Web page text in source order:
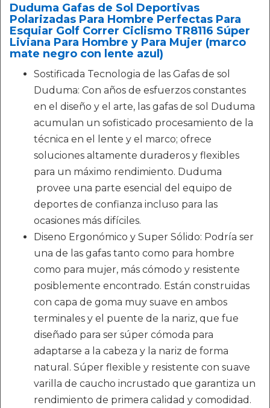
Duduma Gafas de Sol Deportivas
Polarizadas Para Hombre Perfectas Para
Esquiar Golf Correr Ciclismo TR8116 Súper
Liviana Para Hombre y Para Mujer (marco
mate negro con lente azul)
Sostificada Tecnologia de las Gafas de sol
Duduma: Con años de esfuerzos constantes
en el diseño y el arte, las gafas de sol Duduma
acumulan un sofisticado procesamiento de la
técnica en el lente y el marco; ofrece
soluciones altamente duraderos y flexibles
para un máximo rendimiento. Duduma
provee una parte esencial del equipo de
deportes de confianza incluso para las
ocasiones más difíciles.
Diseno Ergonómico y Super Sólido: Podría ser
una de las gafas tanto como para hombre
como para mujer, más cómodo y resistente
posiblemente encontrado. Están construidas
con capa de goma muy suave en ambos
terminales y el puente de la nariz, que fue
diseñado para ser súper cómoda para
adaptarse a la cabeza y la nariz de forma
natural. Súper flexible y resistente con suave
varilla de caucho incrustado que garantiza un
rendimiento de primera calidad y comodidad.